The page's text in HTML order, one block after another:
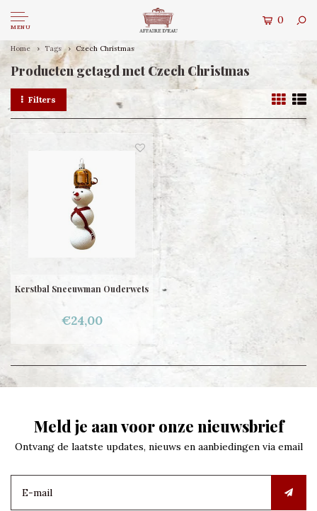
MENU
0
Home Tags Czech Christmas
Producten getagd met Czech Christmas
Filters
Kerstbal Sneeuwman Ouderwets
€24,00
Meld je aan voor onze nieuwsbrief
Ontvang de laatste updates, nieuws en aanbiedingen via email